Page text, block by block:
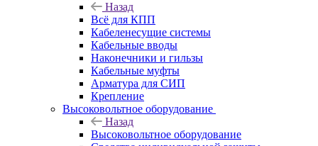
Назад
Всё для КПП
Кабеленесущие системы
Кабельные вводы
Наконечники и гильзы
Кабельные муфты
Арматура для СИП
Крепление
Высоковольтное оборудование
Назад
Высоковольтное оборудование